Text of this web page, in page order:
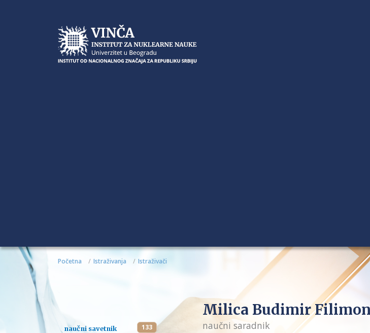
Početna Istraživanja Istraživači
naučni savetnik 133
Milica Budimir
naučni saradnik